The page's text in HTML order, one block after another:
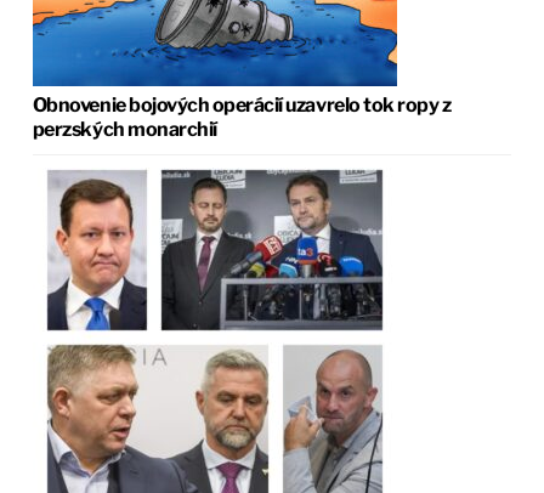
Obnovenie bojových operácií uzavrelo tok ropy z
perzských monarchií